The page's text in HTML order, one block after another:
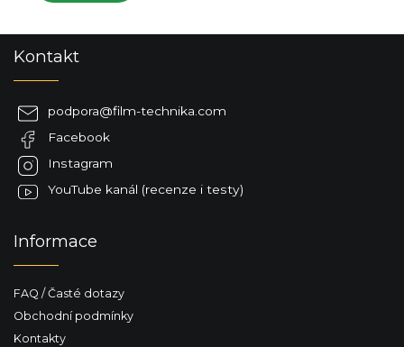
Kontakt
podpora@film-technika.com
Facebook
Instagram
YouTube kanál (recenze i testy)
Informace
FAQ / Časté dotazy
Obchodní podmínky
Kontakty